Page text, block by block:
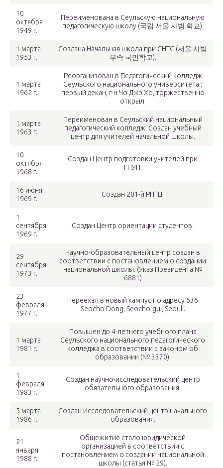
10
октября
1949 г.
Переименована в Сеульскую национальную
педагогическую школу (국립 서울 사범 학교).
1 марта
1953 г.
Создана Начальная школа при СНТС (서울 사범
부속 국민학교).
1 марта
1962 г.
Реорганизован в Педагогический колледж
Сеульского национального университета ;
первый декан, г-н Чо Джэ Хо, торжественно
открыл.
1 марта
1963 г.
Переименован в Сеульский национальный
педагогический колледж. Создан учебный
центр для учителей начальной школы.
10
октября
1968 г.
Создан Центр подготовки учителей при
ГНУП.
16 июня
1969 г.
Создан 201-й РНТЦ.
1
сентября
1969 г.
Создан Центр ориентации студентов.
29
сентября
1973 г.
Научно-образовательный центр создан в
соответствии с постановлением о создании
национальной школы. (Указ Президента №
6881)
23
февраля
1977 г.
Переехал в новый кампус по адресу 636
Seocho Dong, Seocho-gu , Seoul .
1 марта
1981 г.
Повышен до 4-летнего учебного плана
Сеульского национального педагогического
колледжа в соответствии с законом об
образовании (№ 3370).
1
февраля
1983 г.
Создан научно-исследовательский центр
обязательного образования.
5 марта
1986 г.
Создан Исследовательский центр начального
образования.
21
января
1988 г.
Общежитие стало юридической
организацией в соответствии с
постановлением о создании национальной
школы (статья № 29).